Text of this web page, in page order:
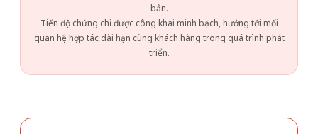
bản.
Tiến độ chứng chỉ được công khai minh bạch, hướng tới mối
quan hệ hợp tác dài hạn cùng khách hàng trong quá trình phát
triển.